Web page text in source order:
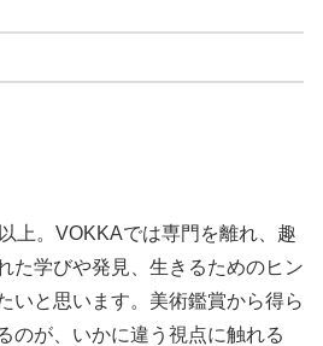
上。VOKKAでは専門を離れ、趣
た学びや発見、生きるためのヒン
いと思います。美術鑑賞から得ら
のが、いかに違う視点に触れる